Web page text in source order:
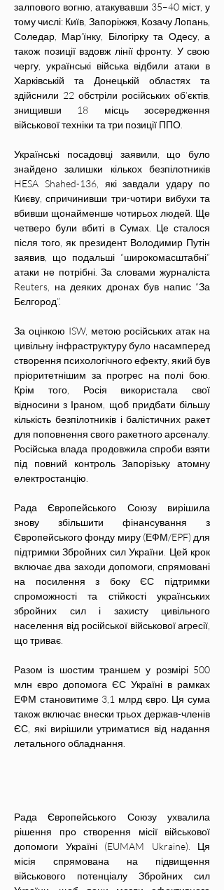
залпового вогню, атакувавши 35–40 міст, у
тому числі: Київ, Запоріжжя, Козачу Лопань,
Соледар, Мар’їнку, Білогірку та Одесу, а
також позиції вздовж лінії фронту. У свою
чергу, українські війська відбили атаки в
Харківській та Донецькій областях та
здійснили 22 обстріли російських об’єктів,
знищивши 18 місць зосередження
військової техніки та три позиції ППО.
Українські посадовці заявили, що було
знайдено залишки кількох безпілотників
HESA Shahed-136, які завдали удару по
Києву, спричинивши три-чотири вибухи та
вбивши щонайменше чотирьох людей. Ще
четверо були вбиті в Сумах. Це сталося
після того, як президент Володимир Путін
заявив, що подальші “широкомасштабні”
атаки не потрібні. За словами журналіста
Reuters, на деяких дронах був напис “За
Бєлгород”.
За оцінкою ISW, метою російських атак на
цивільну інфраструктуру було насамперед
створення психологічного ефекту, який був
пріоритетнішим за прогрес на полі бою.
Крім того, Росія використала свої
відносини з Іраном, щоб придбати більшу
кількість безпілотників і балістичних ракет
для поповнення свого ракетного арсеналу.
Російська влада продовжила спроби взяти
під повний контроль Запорізьку атомну
електростанцію.
Рада Європейського Союзу вирішила
знову збільшити фінансування з
Європейського фонду миру (ЕФМ/EPF) для
підтримки Збройних сил України. Цей крок
включає два заходи допомоги, спрямовані
на посилення з боку ЄС підтримки
спроможності та стійкості українських
збройних сил і захисту цивільного
населення від російської військової агресії,
що триває.
Разом із шостим траншем у розмірі 500
млн євро допомога ЄС Україні в рамках
ЕФМ становитиме 3,1 млрд євро. Ця сума
також включає внески трьох держав-членів
ЄС, які вирішили утриматися від надання
летального обладнання.
Рада Європейського Союзу ухвалила
рішення про створення місії військової
допомоги Україні (EUMAM Ukraine). Ця
місія спрямована на підвищення
військового потенціалу Збройних сил